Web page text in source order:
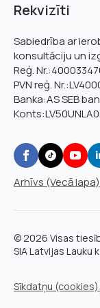
Rekvizīti
Sabiedrība ar
konsultāciju un
Reģ.
PVN reģ.
Banka:AS SEB
Arhīvs (Vecā lapa)
© 2026 Visas
SIA Latvijas
Sīkdatņu